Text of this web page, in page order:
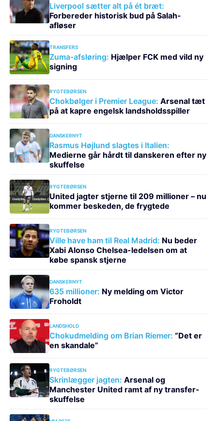
Liverpool sætter alt på ét bræt:
Forbereder historisk bud på Salah-
afløser
TRANSFERS
Zuma-afsløring: Hjælper FCK med vild ny
signing
RYGTEBØRSEN
Chokbølger i Premier League: Arsenal tæt
på at kapre engelsk landsholdsspiller
DANSKERNYT
Rasmus Højlund slagtes i Italien:
Medierne går hårdt til danskeren efter ny
skuffelse
RYGTEBØRSEN
United jagter stjerne til 209 millioner – nu
kommer beskeden, de frygtede
RYGTEBØRSEN
Ville have ham til Real Madrid: Nu beder
Xabi Alonso Chelsea-ledelsen om at
købe spansk stjerne
DANSKERNYT
635 millioner: Ny melding om Victor
Froholdt
LANDSHOLD
Chokudmelding om Brian Riemer: “Det er
en skandale”
RYGTEBØRSEN
Skrinlægger jagten: Arsenal og
Manchester United ramt af ny transfer-
skuffelse